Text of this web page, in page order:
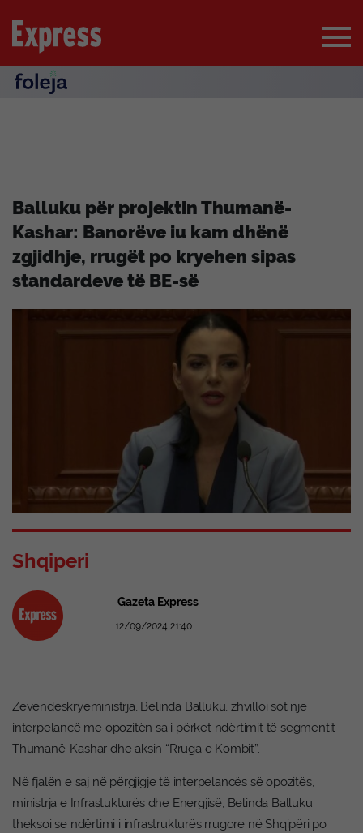
Balluku për projektin Thumanë-
Kashar: Banorëve iu kam dhënë
zgjidhje, rrugët po kryehen sipas
standardeve të BE-së
Shqiperi
Gazeta Express
12/09/2024 21:40
Zëvendëskryeministrja, Belinda Balluku, zhvilloi sot një
interpelancë me opozitën sa i përket ndërtimit të segmentit
Thumanë-Kashar dhe aksin “Rruga e Kombit”.
Në fjalën e saj në përgjigje të interpelancës së opozitës,
ministrja e Infrastukturës dhe Energjisë, Belinda Balluku
theksoi se ndërtimi i infrastrukturës rrugore në Shqipëri po